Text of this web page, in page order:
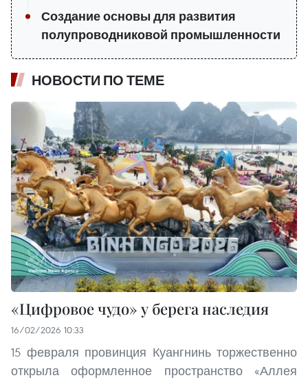
Создание основы для развития
полупроводниковой промышленности
НОВОСТИ ПО ТЕМЕ
«Цифровое чудо» у берега наследия
16/02/2026 10:33
15 февраля провинция Куангнинь торжественно
открыла оформленное пространство «Аллея